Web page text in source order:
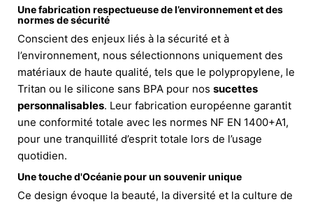
Une fabrication respectueuse de l’environnement et des
normes de sécurité
Conscient des enjeux liés à la sécurité et à
l’environnement, nous sélectionnons uniquement des
matériaux de haute qualité, tels que le polypropylene, le
Tritan ou le silicone sans BPA pour nos sucettes
personnalisables. Leur fabrication européenne garantit
une conformité totale avec les normes NF EN 1400+A1,
pour une tranquillité d’esprit totale lors de l’usage
quotidien.
Une touche d'Océanie pour un souvenir unique
Ce design évoque la beauté, la diversité et la culture de